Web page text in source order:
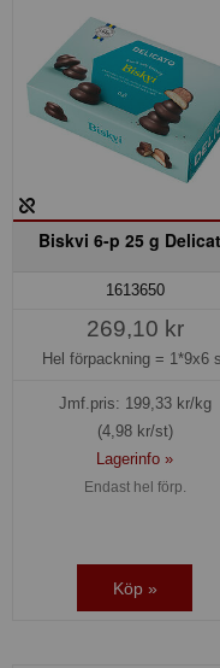
Biskvi 6-p 25 g
1613650
269,10 kr
Hel förpackning = 1*9x6
Jmf.pris: 199,33kr/kg
(4,98 kr/st)
Lagerinfo »
Endast hel förp.
Köp »